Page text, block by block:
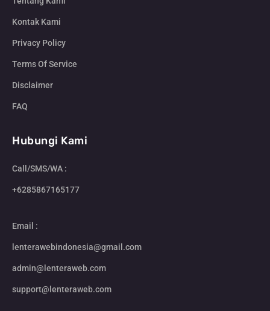
Kontak Kami
Privacy Policy
Terms Of Service
Disclaimer
FAQ
Hubungi Kami
Call/SMS/WA :
+6285867165177
Email :
lenterawebindonesia@gmail.com
admin@lenteraweb.com
support@lenteraweb.com